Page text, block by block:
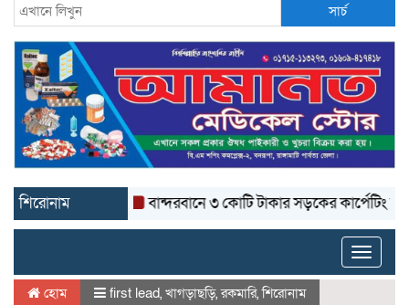
সার্চ
শিরোনাম বান্দরবানে ৩ কোটি টাকার সড়কের কার্পেটিং উঠে যাচ্ছে
Toggle
হোম first lead, খাগড়াছড়ি,রকমারি,শিরোনাম